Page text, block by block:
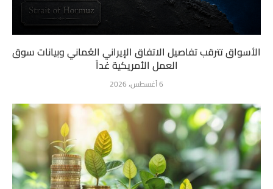
الأسواق تترقب تفاصيل الاتفاق الإيراني العُماني وبيانات سوق
العمل الأمريكية غداً
6 أغسطس، 2026